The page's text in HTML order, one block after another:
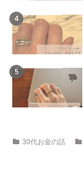
30代お金の話